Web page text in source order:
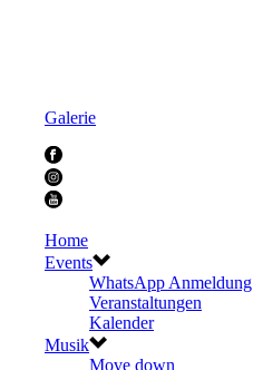
Galerie
Home
Events
WhatsApp Anmeldung
Veranstaltungen
Kalender
Musik
Move down